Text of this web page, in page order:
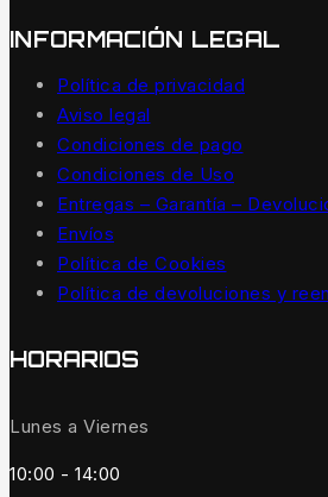
INFORMACIÓN LEGAL
Política de privacidad
Aviso legal
Condiciones de pago
Condiciones de Uso
Entregas – Garantía –
Envíos
Política de Cookies
Política de devoluciones y
HORARIOS
Lunes a Viernes
10:00 - 14:00